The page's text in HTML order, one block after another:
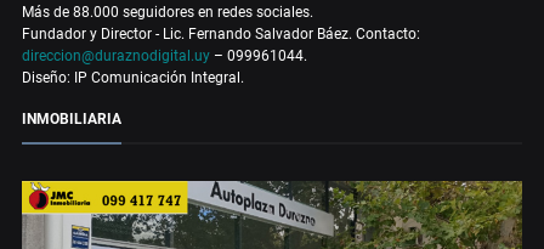
Más de 88.000 seguidores en redes sociales.
Fundador y Director - Lic. Fernando Salvador Báez. Contacto:
direccion@duraznodigital.uy – 099961044.
Diseño: IP Comunicación Integral.
INMOBILIARIA